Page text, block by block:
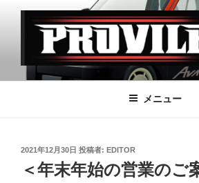
PROVILE
メニュー
投
日:
2021年12月30日 投稿者: EDITOR
＜年末年始の営業のご